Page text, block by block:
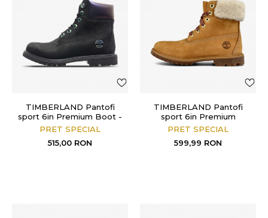
TIMBERLAND Pantofi
sport 6in Premium Boot -
W
PRET SPECIAL
515,00 RON
TIMBERLAND Pantofi
sport 6in Premium
w/Shearling
PRET SPECIAL
599,99 RON